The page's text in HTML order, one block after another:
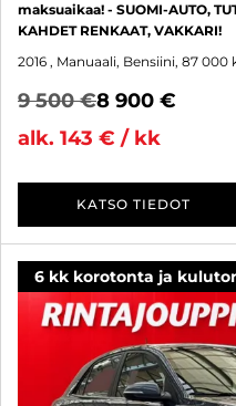
maksuaikaa! - SUOMI-AUTO,
KAHDET RENKAAT, VAKKARI!
2016 , Manuaali, Bensiini, 87 000
9 500 €8 900 €
alk. 143 € / kk
KATSO TIEDOT
6 kk korotonta ja